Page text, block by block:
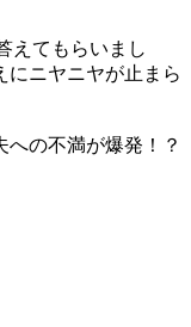
えてもらいまし
にニヤニヤが止まら
への不満が爆発！？